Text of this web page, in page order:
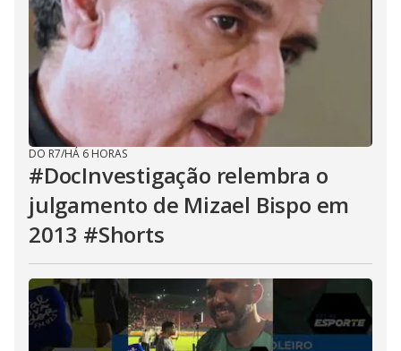
DO R7/HÁ 6 HORAS
#DocInvestigação relembra o
julgamento de Mizael Bispo em
2013 #Shorts